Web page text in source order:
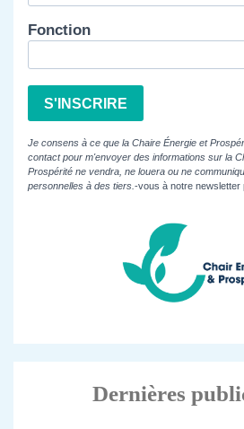
Fonction
S'INSCRIRE
Je consens à ce que la Chaire Énergie et
contact pour m'envoyer des informations sur la
Prospérité ne vendra, ne louera ou ne
personnelles à des tiers. -vous à notre newsletter
Dernières